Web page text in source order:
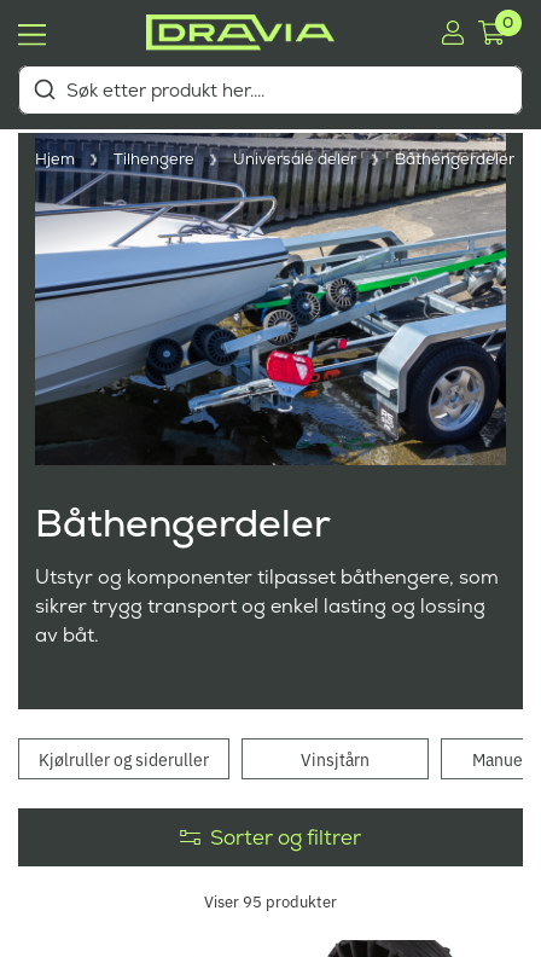
0
Hjem Tilhengere Universale deler Båthengerdeler
Båthengerdeler
Utstyr og komponenter tilpasset båthengere, som
sikrer trygg transport og enkel lasting og lossing
av båt.
Kjølruller og sideruller Vinsjtårn
Sorter og filtrer
Viser 95 produkter